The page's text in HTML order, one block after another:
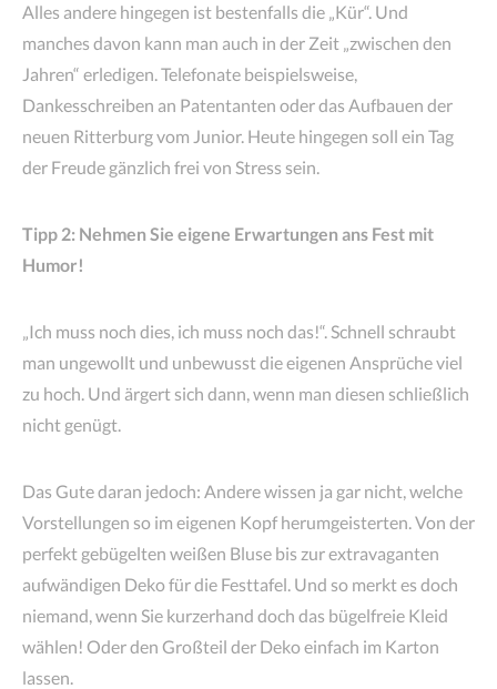
Alles andere hingegen ist bestenfalls die „Kür“. Und
manches davon kann man auch in der Zeit „zwischen den
Jahren“ erledigen. Telefonate beispielsweise,
Dankesschreiben an Patentanten oder das Aufbauen der
neuen Ritterburg vom Junior. Heute hingegen soll ein Tag
der Freude gänzlich frei von Stress sein.
Tipp 2: Nehmen Sie eigene Erwartungen ans Fest mit
Humor!
„Ich muss noch dies, ich muss noch das!“. Schnell schraubt
man ungewollt und unbewusst die eigenen Ansprüche viel
zu hoch. Und ärgert sich dann, wenn man diesen schließlich
nicht genügt.
Das Gute daran jedoch: Andere wissen ja gar nicht, welche
Vorstellungen so im eigenen Kopf herumgeisterten. Von der
perfekt gebügelten weißen Bluse bis zur extravaganten
aufwändigen Deko für die Festtafel. Und so merkt es doch
niemand, wenn Sie kurzerhand doch das bügelfreie Kleid
wählen! Oder den Großteil der Deko einfach im Karton
lassen.